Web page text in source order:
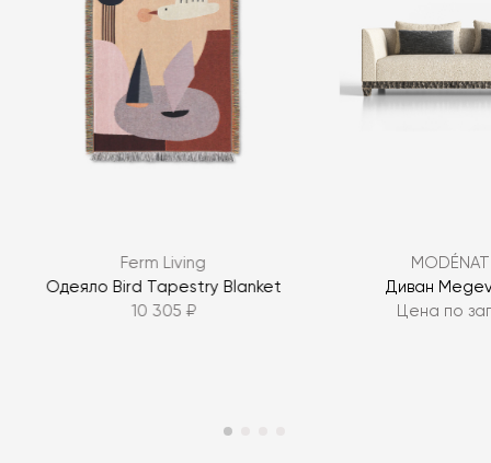
Ferm Living
Одеяло Bird Tapestry Blanket
10 305 ₽
Диван
Цена по